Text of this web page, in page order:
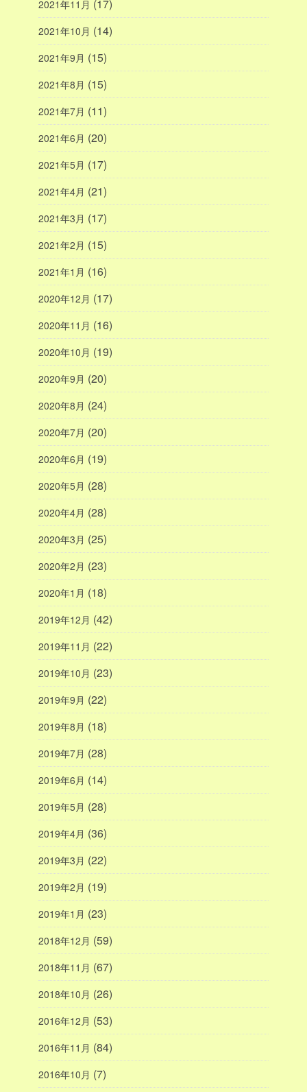
2021年11月 (17)
2021年10月 (14)
2021年9月 (15)
2021年8月 (15)
2021年7月 (11)
2021年6月 (20)
2021年5月 (17)
2021年4月 (21)
2021年3月 (17)
2021年2月 (15)
2021年1月 (16)
2020年12月 (17)
2020年11月 (16)
2020年10月 (19)
2020年9月 (20)
2020年8月 (24)
2020年7月 (20)
2020年6月 (19)
2020年5月 (28)
2020年4月 (28)
2020年3月 (25)
2020年2月 (23)
2020年1月 (18)
2019年12月 (42)
2019年11月 (22)
2019年10月 (23)
2019年9月 (22)
2019年8月 (18)
2019年7月 (28)
2019年6月 (14)
2019年5月 (28)
2019年4月 (36)
2019年3月 (22)
2019年2月 (19)
2019年1月 (23)
2018年12月 (59)
2018年11月 (67)
2018年10月 (26)
2016年12月 (53)
2016年11月 (84)
2016年10月 (7)